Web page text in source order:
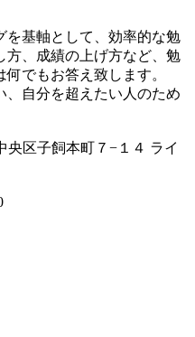
を基軸として、効率的な勉
方、成績の上げ方など、勉
でもお答え致します。
、自分を超えたい人のため
央区子飼本町７−１４ ライ